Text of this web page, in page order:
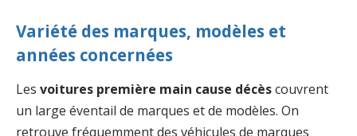
Variété des marques, modèles et
années concernées
Les voitures première main cause décèscouvrent
un large éventail de marques et de modèles. On
retrouve fréquemment des véhicules de marques